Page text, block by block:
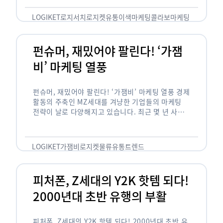
…
LOGIKET로지서치로지켓유통이색마케팅콜라보마케팅
펀슈머, 재밌어야 팔린다! ‘가잼
비’ 마케팅 열풍
펀슈머, 재밌어야 팔린다! ‘가잼비’ 마케팅 열풍 경제
활동의 주축인 MZ세대를 겨냥한 기업들의 마케팅
전략이 날로 다양해지고 있습니다. 최근 몇 년 사이
LOGIKET가잼비로지켓물류유통트렌드
피처폰, Z세대의 Y2K 핫템 되다!
2000년대 초반 유행의 부활
피처폰, Z세대의 Y2K 핫템 되다! 2000년대 초반 유